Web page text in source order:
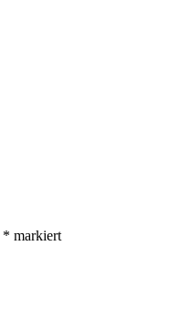
* markiert